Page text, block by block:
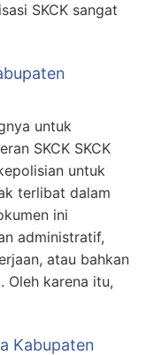
SKCK sangat
untuk
SKCK SKCK
untuk
terlibat dalam
ini
administratif,
atau bahkan
Oleh karena itu,
Kabupaten